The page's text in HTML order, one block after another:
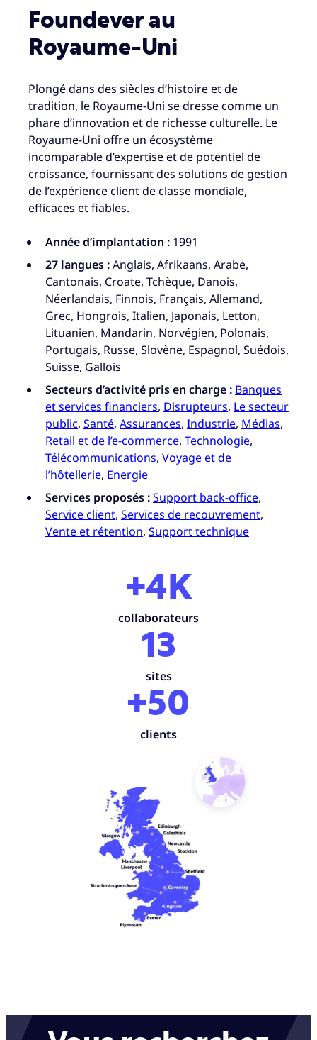
Foundever au
Royaume-Uni
Plongé dans des siècles d’histoire et de
tradition, le Royaume-Uni se dresse comme un
phare d’innovation et de richesse culturelle. Le
Royaume-Uni offre un écosystème
incomparable d’expertise et de potentiel de
croissance, fournissant des solutions de gestion
de l’expérience client de classe mondiale,
efficaces et fiables.
Année d’implantation : 1991
27 langues :Anglais, Afrikaans, Arabe,
Cantonais, Croate, Tchèque, Danois,
Néerlandais, Finnois, Français, Allemand,
Grec, Hongrois, Italien, Japonais, Letton,
Lituanien, Mandarin, Norvégien, Polonais,
Portugais, Russe, Slovène, Espagnol, Suédois,
Suisse, Gallois
Secteurs d’activité pris en charge : Banques
et services financiers, Disrupteurs, Le secteur
public, Santé, Assurances, Industrie, Médias,
Retail et de l’e-commerce, Technologie,
Télécommunications, Voyage et de
l’hôtellerie, Energie
Services proposés :Support back-office,
Service client, Services de recouvrement,
Vente et rétention, Support technique
+4K
collaborateurs
13
sites
+50
clients